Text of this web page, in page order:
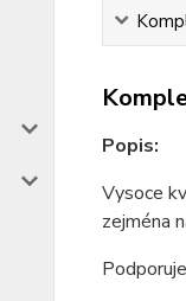
Popis:
Vysoce
zejména